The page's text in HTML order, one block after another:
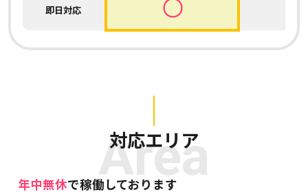
即日対応 〇
Area
対応エリア
年中無休で稼働しております